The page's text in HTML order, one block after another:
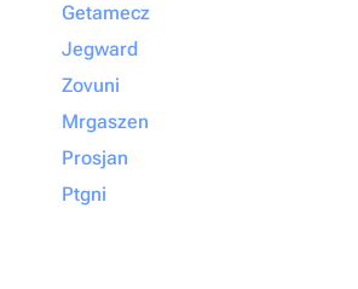
Getamecz
Jegward
Zovuni
Mrgaszen
Prosjan
Ptgni